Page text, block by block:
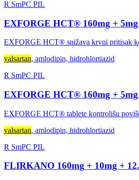
R SmPC PIL
EXFORGE HCT® 160mg +
EXFORGE HCT® snižava krvni pritisak
valsartan, amlodipin, hidrohlortiazid
R SmPC PIL
EXFORGE HCT® 160mg +
EXFORGE HCT® tablete kontrolišu
valsartan, amlodipin, hidrohlortiazid
R SmPC PIL
FLIRKANO 160mg + 10mg +